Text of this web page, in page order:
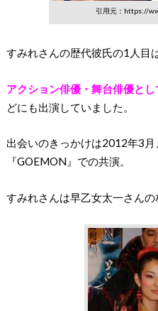
引用元：https://
すみれさんの歴代彼氏の1人目
アクション俳優・舞台俳優とし
どにも出演していました。
出会いのきっかけは2012年3
『GOEMON』での共演。
すみれさんは早乙女太一さんの